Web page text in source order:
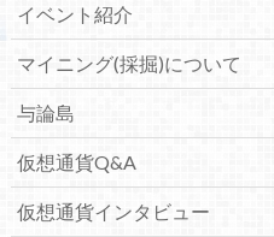
イベント紹介
マイニング(採掘)について
与論島
仮想通貨Q&A
仮想通貨インタビュー